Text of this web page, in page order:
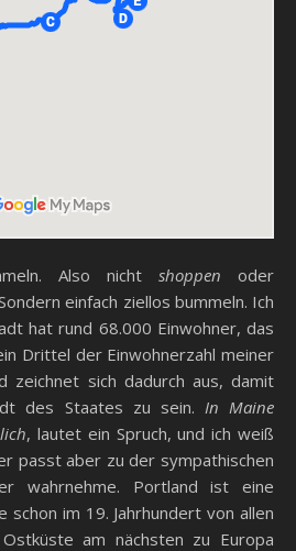
Also nicht shoppen oder
einfach ziellos bummeln. Ich
hat rund 68.000 Einwohner, das
Drittel der Einwohnerzahl meiner
zeichnet sich dadurch aus, damit
des Staates zu sein. In Maine
, lautet ein Spruch, und ich weiß
passt aber zu der sympathischen
wahrnehme. Portland ist eine
schon im 19. Jahrhundert von allen
am nächsten zu Europa